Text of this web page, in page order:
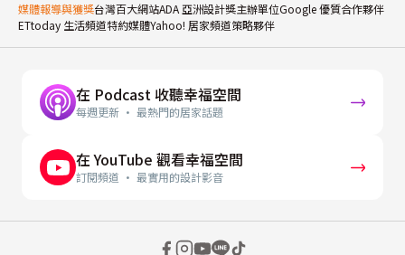
媒體報導與獲獎台灣百大網站ADA 亞洲設計獎主辦單位Google 優質合作夥伴
ETtoday 生活頻道特約媒體Yahoo! 居家頻道策略夥伴
在 Podcast 收聽幸福空間
每週更新 · 最熱門的居家話題
在 YouTube 觀看幸福空間
訂閱頻道 · 最實用的設計影音